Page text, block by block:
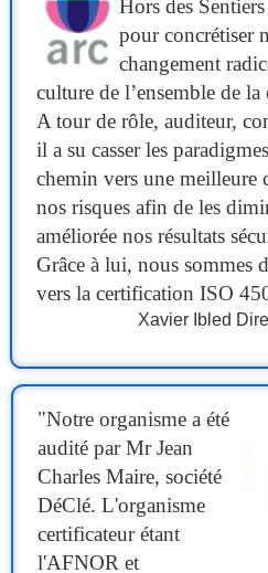
Hors des
pour concrétiser
changement
culture de l’ensemble de la
A tour de rôle, auditeur,
il a su casser les
chemin vers une meilleure
nos risques afin de les
améliorée nos résultats
Grâce à lui, nous sommes
vers la certification ISO
Xavier Ibled
"Notre organisme a été
audité par Mr Jean
Charles Maire, société
DéClé. L'organisme
certificateur étant
l'AFNOR et